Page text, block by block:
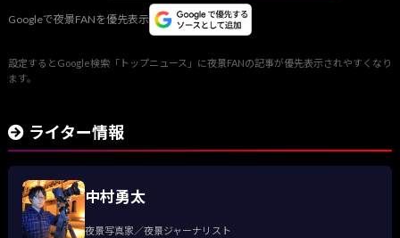
Googleで夜景FANを優先表示
設定するとGoogle検索「トップニュース」に夜景FANの記事が優先表示されやすくなり
ます。
ライター情報
中村勇太
夜景写真家／夜景ジャーナリスト